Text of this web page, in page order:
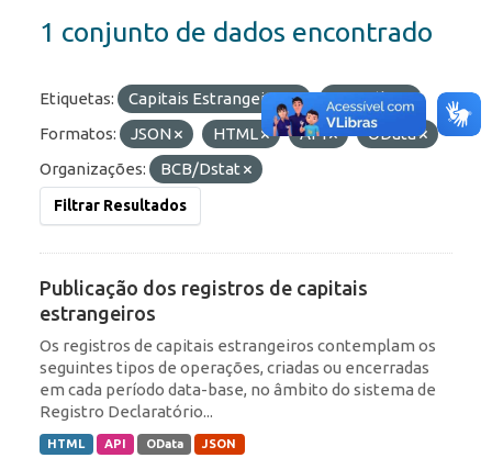
1 conjunto de dados encontrado
Etiquetas: Capitais Estrangeiros
Portfólio
Formatos:
JSON HTML API
OData
Organizações:
BCB/Dstat
Filtrar Resultados
Publicação dos registros de capitais
estrangeiros
Os registros de capitais estrangeiros contemplam os
seguintes tipos de operações, criadas ou encerradas
em cada período data-base, no âmbito do sistema de
Registro Declaratório...
HTML API OData JSON